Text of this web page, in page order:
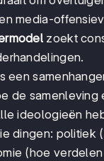
media-
zoekt
een
de samenleving
ideologieën
dingen: politiek
(hoe